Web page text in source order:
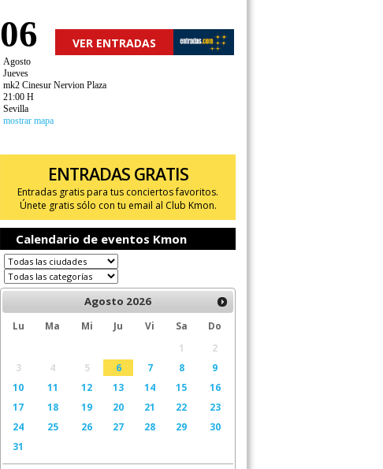
06 VER ENTRADAS
Agosto
Jueves
mk2 Cinesur Nervion Plaza
21:00 H
Sevilla
mostrar mapa
ENTRADAS GRATIS
Entradas gratis para tus conciertos favoritos.
Únete gratis sólo con tu email al Club Kmon.
Calendario de eventos Kmon
Agosto 2026
Lu Ma Mi Ju Vi Sa
Do
1
2
3
4 5 6 7 8
9
10
11 12 13 14 15
16
17
18 19 20 21 22
23
24
25 26 27 28 29
30
31